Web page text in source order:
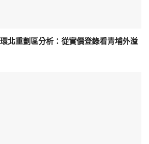
北重劃區分析：從實價登錄看青埔外溢